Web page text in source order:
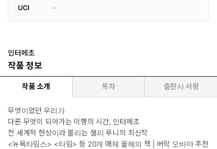
UCI
-
인터메초
작품 정보
작품 소개 목차 출판사 서평
무엇이었던 우리가
다른 무엇이 되어가는 이행의 시간, 인터메초
전 세계적 현상이라 불리는 샐리 루니의 최신작
<뉴욕타임스> <타임> 등 20개 매체 올해의 책 | 버락 오바마 추천